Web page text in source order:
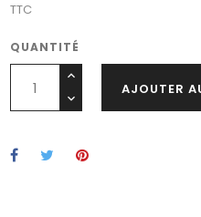
TTC
QUANTITÉ
AJOUTER